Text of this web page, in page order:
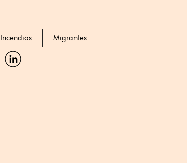
Incendios Migrantes
Compartir